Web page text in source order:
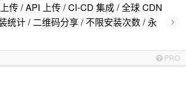
传 / API 上传 / CI-CD 集成 / 全球 CDN
统计 / 二维码分享 / 不限安装次数 / 永
›
PRO